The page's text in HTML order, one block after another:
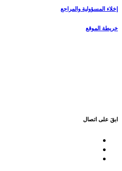
إخلاء المسؤولية والمراجع
خريطة الموقع
ابقَ على اتصال